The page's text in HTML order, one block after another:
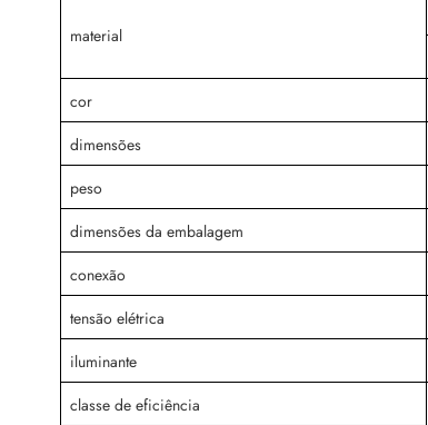
material
cor
dimensões
peso
dimensões da embalagem
conexão
tensão elétrica
iluminante
classe de eficiência